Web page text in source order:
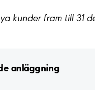
kunder fram till 31
anläggning